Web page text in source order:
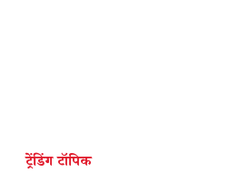
ट्रेंडिंग टॉपिक